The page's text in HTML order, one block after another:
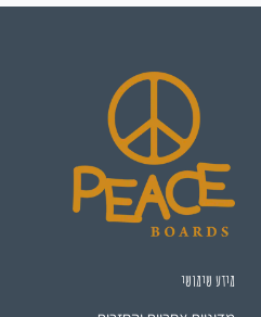
מידע שימושי